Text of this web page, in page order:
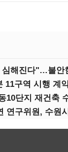
심해진다"…불안
11구역 시행 계
10단지 재건축